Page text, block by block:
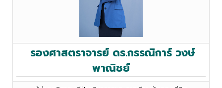
รองศาสตราจารย์ ดร.กรรณิการ์ วงษ์
พาณิชย์